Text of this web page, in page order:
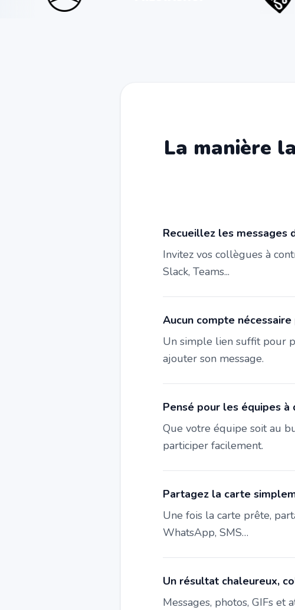
La manière
Recueillez les messages
Invitez vos collègues à
Slack, Teams...
Aucun compte
Un simple lien suffit pour
ajouter son message.
Pensé pour les équipes
Que votre équipe soit au
participer facilement.
Partagez la carte
Une fois la carte prête,
WhatsApp, SMS…
Un résultat chaleureux,
Messages, photos, GIFs et